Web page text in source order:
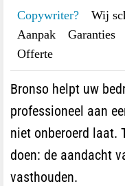
Copywriter? Wij
Aanpak
Garanties
Offerte
Bronso helpt uw
professioneel aan
niet onberoerd laat.
doen: de aandacht
vasthouden.